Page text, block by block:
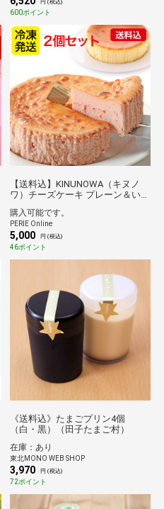
円 (税込)
600ポイント
【送料込】KINUNOWA（キヌノ
ワ）チーズケーキ プレーン＆いち
購入可能です。
PERIE Online
5,000 円 (税込)
46ポイント
《送料込》たまごプリン4個
（白・黒）（田子たまご村）
在庫：あり
東北MONO WEB SHOP
3,970 円 (税込)
72ポイント